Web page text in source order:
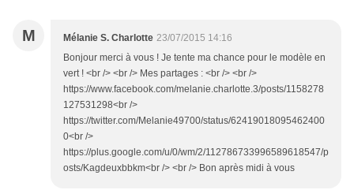
M Mélanie S. Charlotte 23/07/2015 14:16
Bonjour merci à vous ! Je tente ma chance pour le modèle en
vert ! <br /> <br /> Mes partages : <br /> <br />
https://www.facebook.com/melanie.charlotte.3/posts/1158278
127531298<br />
https://twitter.com/Melanie49700/status/62419018095462400
0<br />
https://plus.google.com/u/0/wm/2/112786733996589618547/p
osts/Kagdeuxbbkm<br /> <br /> Bon après midi à vous